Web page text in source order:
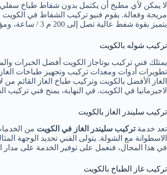
لا يمكن لأي مطبخ أن يكتمل بدون شفاط طباخ سفلي
مريحة وفعالة. يقوم فنيو تركيب الشفاط في
يتميز بقوة شفط عالية تصل إلى 200 م 3 / ساعة، ومؤشرات LED بسهولة التحكم فيها. يأتي هذا الشفاط بأسعار مناسبة وجودة عالية، وهو خيار مثالي لأية رغبة في إحداث تحول حقيقي في مظهر ووظيفة مطبخك.
تركيب شوله بالكويت
تطويرات أدوات ومعدات تركيب وتجهيز طباخات
الغاز الأفضل بالكويت وتركيب طباخ الغاز القائم
لاجيرمانيا في الكويت. في النهاية، يمنح فني تركيب
تركيب سليندر الغاز بالكويت
تعد خدمةتركيب سليندر الغاز في الكويت من
الاسطوانة مع الشولة. يتولى الفني تحديد الوجهة
في هذا المجال، فنعمل على توفير الخدمة على مدار
تركيب غاز الطباخ بالكويت